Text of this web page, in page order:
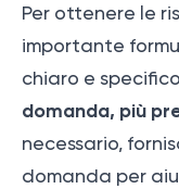
Per ottenere le
importante
chiaro e
domanda, più
necessario,
domanda per